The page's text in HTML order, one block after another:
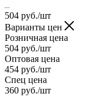
504 руб./шт
Варианты цен
Розничная цена
504 руб./шт
Оптовая цена
454 руб./шт
Спец цена
360 руб./шт